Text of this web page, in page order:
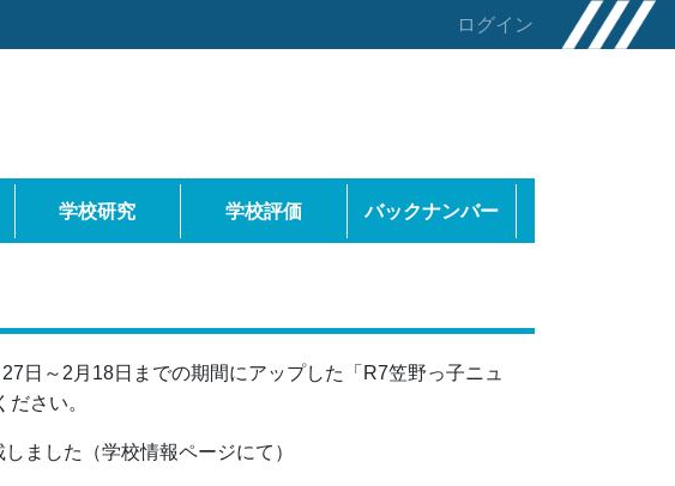
ログイン
学校研究 学校評価 バックナンバー
日～2月18日までの期間にアップした「R7笠野っ子ニュ
さい。
した（学校情報ページにて）